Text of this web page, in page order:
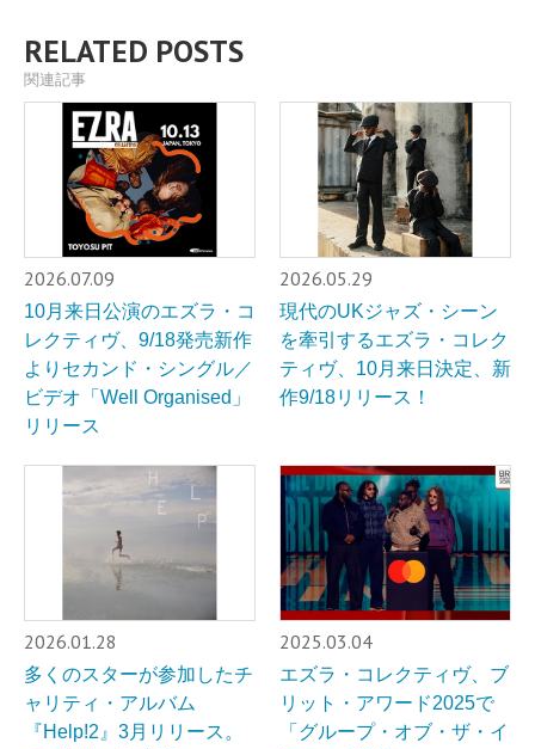
RELATED POSTS
関連記事
2026.07.09
10月来日公演のエズラ・コ
レクティヴ、9/18発売新作
よりセカンド・シングル／
ビデオ「Well Organised」
リリース
2026.05.29
現代のUKジャズ・シーン
を牽引するエズラ・コレク
ティヴ、10月来日決定、新
作9/18リリース！
2026.01.28
多くのスターが参加したチ
ャリティ・アルバム
『Help!2』3月リリース。
2025.03.04
エズラ・コレクティヴ、ブ
リット・アワード2025で
「グループ・オブ・ザ・イ